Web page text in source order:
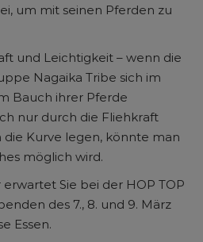
um mit seinen Pferden zu
und Leichtigkeit – wenn die
Nagaika Tribe sich im
Bauch ihrer Pferde
nur durch die Fliehkraft
Kurve legen, könnte man
möglich wird.
Sie bei der HOP TOP
des 7., 8. und 9. März
Essen.